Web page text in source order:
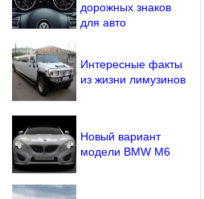
дорожных знаков
для авто
Интересные факты
из жизни лимузинов
Новый вариант
модели BMW М6